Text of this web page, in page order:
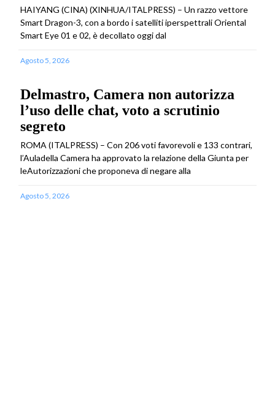
HAIYANG (CINA) (XINHUA/ITALPRESS) – Un razzo vettore
Smart Dragon-3, con a bordo i satelliti iperspettrali Oriental
Smart Eye 01 e 02, è decollato oggi dal
Agosto 5, 2026
Delmastro, Camera non autorizza
l’uso delle chat, voto a scrutinio
segreto
ROMA (ITALPRESS) – Con 206 voti favorevoli e 133 contrari,
l’Auladella Camera ha approvato la relazione della Giunta per
leAutorizzazioni che proponeva di negare alla
Agosto 5, 2026